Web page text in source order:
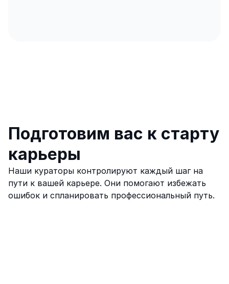
Подготовим вас к старту
карьеры
Наши кураторы контролируют каждый шаг на
пути к вашей карьере. Они помогают избежать
ошибок и спланировать профессиональный путь.